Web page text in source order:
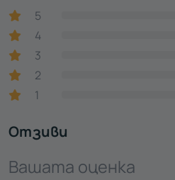
5
4
3
2
1
Отзиви
Вашата оценка